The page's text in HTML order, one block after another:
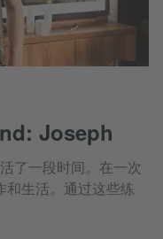
Joseph
了一段时间。在一次
和生活。通过这些练